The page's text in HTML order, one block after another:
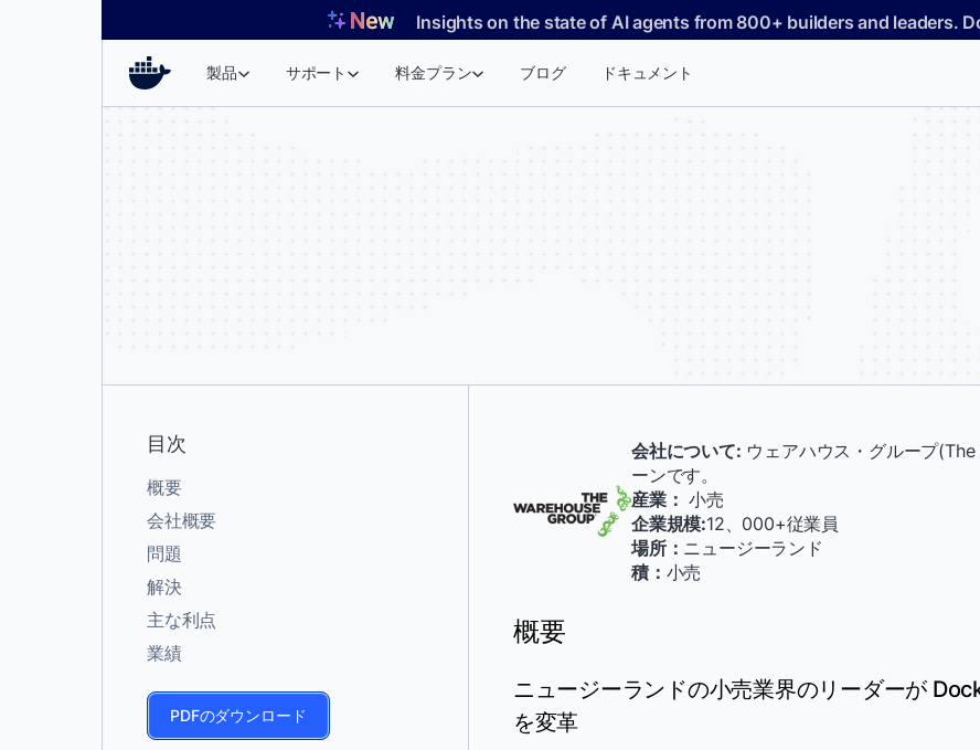
Insights on the state of AI agents from 800+ builders and leaders.
製品 サポート 料金プラン ブログ ドキュメント
目次
概要
会社概要
問題
解決
主な利点
業績
PDFのダウンロード
会社について: ウェアハウス・グループ
ーンです。
産業： 小売
企業規模:12、000+従業員
場所： ニュージーランド
積： 小売
概要
ニュージーランドの小売業界のリーダーが
を変革